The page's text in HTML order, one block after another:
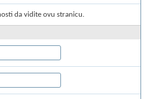
da vidite ovu stranicu.